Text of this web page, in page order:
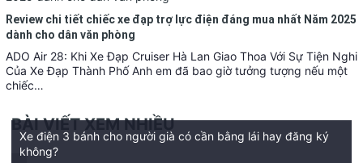
Review chi tiết chiếc xe đạp trợ lực điện đáng mua nhất Năm 2025
dành cho dân văn phòng
ADO Air 28: Khi Xe Đạp Cruiser Hà Lan Giao Thoa Với Sự Tiện Nghi
Của Xe Đạp Thành Phố Anh em đã bao giờ tưởng tượng nếu một
chiếc…
BÀI VIẾT XEM NHIỀU
Xe điện 3 bánh cho người già có cần bằng lái hay đăng ký
không?